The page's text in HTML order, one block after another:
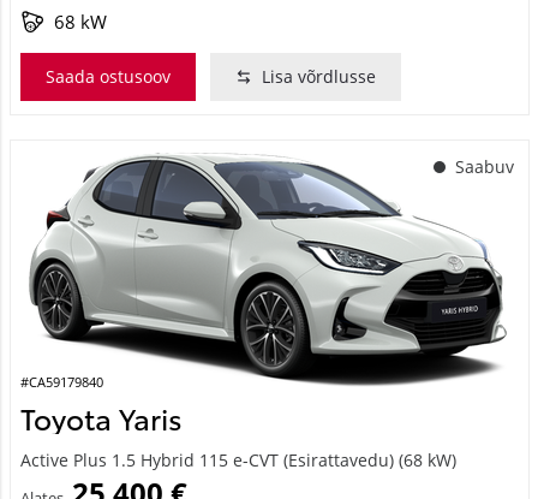
68 kW
Saada ostusoov Lisa võrdlusse
Saabuv
#CA59179840
Toyota Yaris
Active Plus 1.5 Hybrid 115 e-CVT (Esirattavedu) (68 kW)